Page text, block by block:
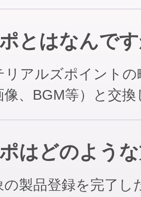
とはなんで
リアルズポイント
像、BGM等）と交
はどのよう
の製品登録を完了